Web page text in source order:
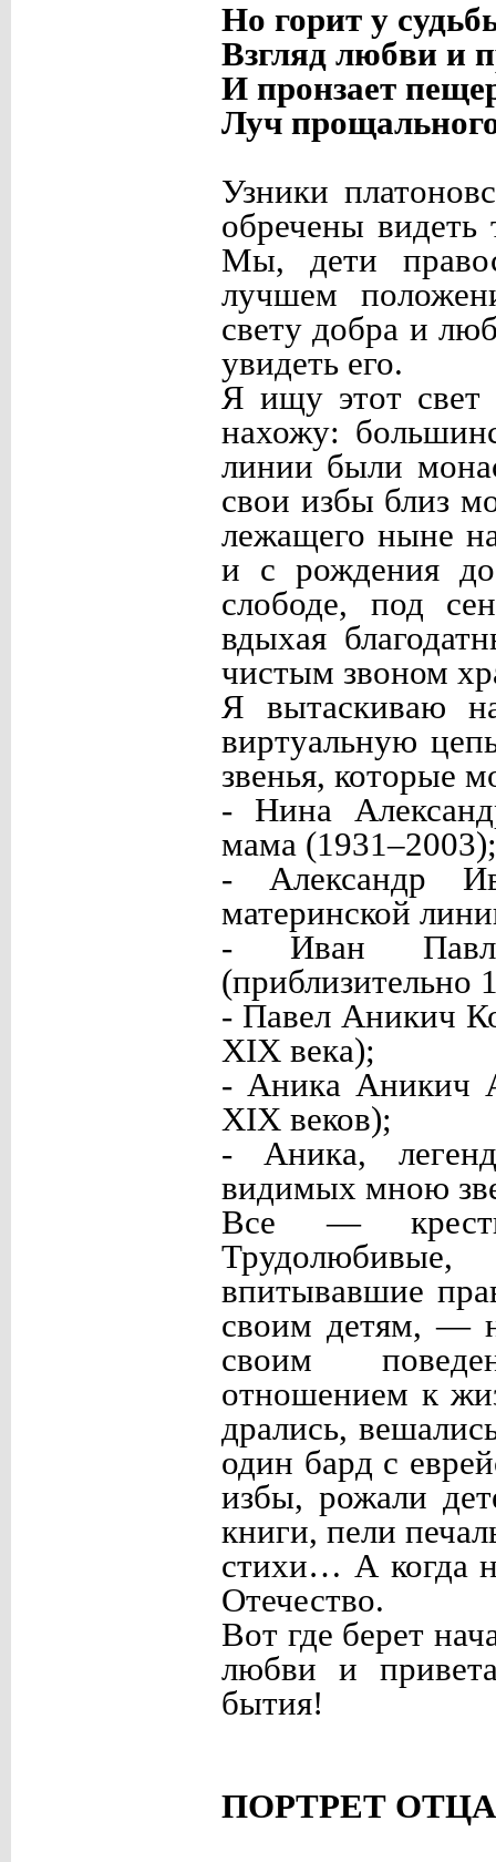
Но горит у
Взгляд любви и
И пронзает
Луч
Узники
обречены видеть
Мы, дети
лучшем
свету добра и
увидеть его.
Я ищу этот свет
нахожу:
линии были
свои избы близ
лежащего ныне
и с рождения
слободе, под
вдыхая
чистым звоном
Я вытаскиваю
виртуальную
звенья, которые
- Нина
мама (1931–2003);
- Александр
материнской
- Иван
(приблизительно
- Павел Аникич
XIX века);
- Аника Аникич
XIX веков);
- Аника,
видимых мною
Все —
впитывавшие
своим детям, —
своим
отношением к
дрались,
один бард с
избы, рожали
книги, пели
стихи… А когда
Отечество.
Вот где берет
любви и
бытия!
ПОРТРЕТ ОТЦА